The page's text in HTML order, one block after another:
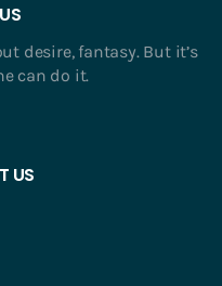
desire, fantasy. But it’s
can do it.
US